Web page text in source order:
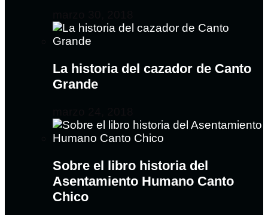
La historia del cazador de Canto
Grande
Sobre el libro historia del
Asentamiento Humano Canto
Chico